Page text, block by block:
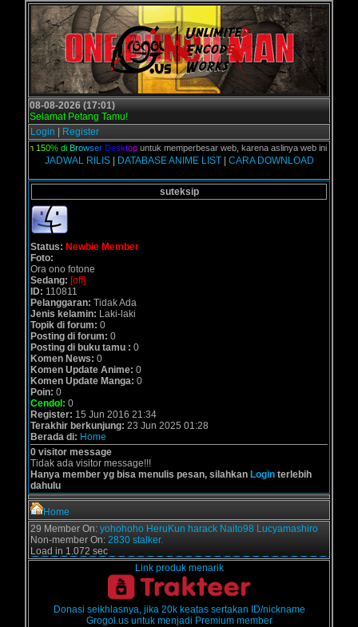
08-08-2026 (17:01)
Selamat Petang Tamu!
Login
Register
1 50% d i B rowser D esktopuntuk memperbesar web, karena aslinya web ini
JADWAL RILIS| DATABASE ANIME LIST| CARA DOWNLOAD
suteksip
Status: Newbie Member
Foto:
Ora ono fotone
Sedang: [off]
ID: 110811
Pelanggaran: Tidak Ada
Jenis kelamin: Laki-laki
Topik di forum: 0
Posting di forum: 0
Posting di buku tamu : 0
Komen News: 0
Komen Update Anime: 0
Komen Update Manga: 0
Poin: 0
Cendol: 0
Register: 15 Jun 2016 21:34
Terakhir berkunjung: 23 Jun 2025 01:28
Berada di: Home
0 visitor message
Tidak ada visitor message!!!
Hanya member yg bisa menulis pesan, silahkan Login terlebih
dahulu
Home
29 Member On: yohohoho HeruKun harack Naito98 Lucyamashiro
Non-member On: 2830 stalker.
Load in 1.072 sec
Link produk menarik
Donasi seikhlasnya, jika 20k keatas sertakan ID/nickname
Grogol.us untuk menjadi Premium member